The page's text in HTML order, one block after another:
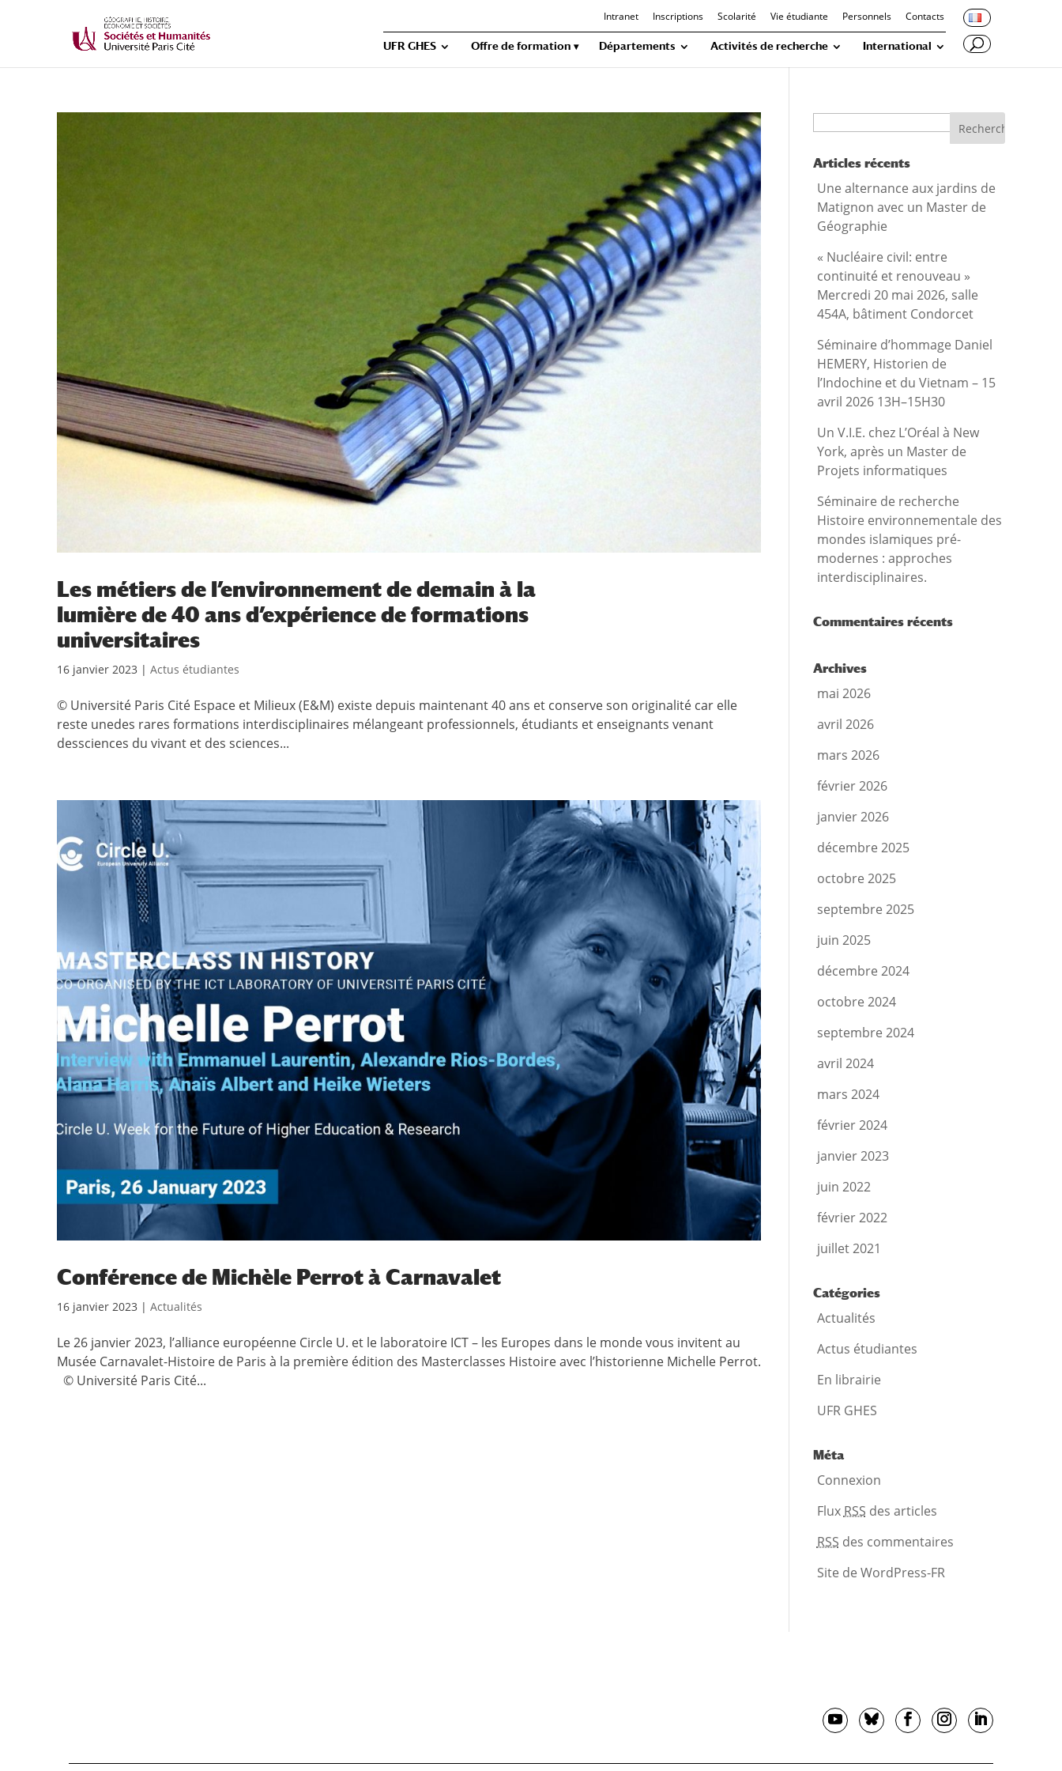
Intranet Inscriptions Scolarité Vie étudiante Personnels Contacts
UFR GHES Offre de formation Départements Activités de recherche International
Les métiers de l’environnement de demain à la
lumière de 40 ans d’expérience de formations
universitaires
16 janvier 2023 | Actus étudiantes
© Université Paris Cité Espace et Milieux (E&M) existe depuis maintenant 40 ans et conserve son originalité car elle
reste unedes rares formations interdisciplinaires mélangeant professionnels, étudiants et enseignants venant
dessciences du vivant et des sciences...
Conférence de Michèle Perrot à Carnavalet
16 janvier 2023 | Actualités
Le 26 janvier 2023, l’alliance européenne Circle U. et le laboratoire ICT – les Europes dans le monde vous invitent au
Musée Carnavalet-Histoire de Paris à la première édition des Masterclasses Histoire avec l’historienne Michelle Perrot.
© Université Paris Cité...
Articles récents
Une alternance aux jardins de
Matignon avec un Master de
Géographie
« Nucléaire civil: entre
continuité et renouveau »
Mercredi 20 mai 2026, salle
454A, bâtiment Condorcet
Séminaire d’hommage Daniel
HEMERY, Historien de
l’Indochine et du Vietnam – 15
avril 2026 13H–15H30
Un V.I.E. chez L’Oréal à New
York, après un Master de
Projets informatiques
Séminaire de recherche
Histoire environnementale des
mondes islamiques pré-
modernes : approches
interdisciplinaires.
Commentaires récents
Archives
mai 2026
avril 2026
mars 2026
février 2026
janvier 2026
décembre 2025
octobre 2025
septembre 2025
juin 2025
décembre 2024
octobre 2024
septembre 2024
avril 2024
mars 2024
février 2024
janvier 2023
juin 2022
février 2022
juillet 2021
Catégories
Actualités
Actus étudiantes
En librairie
UFR GHES
Méta
Connexion
Flux RSS des articles
RSS des commentaires
Site de WordPress-FR